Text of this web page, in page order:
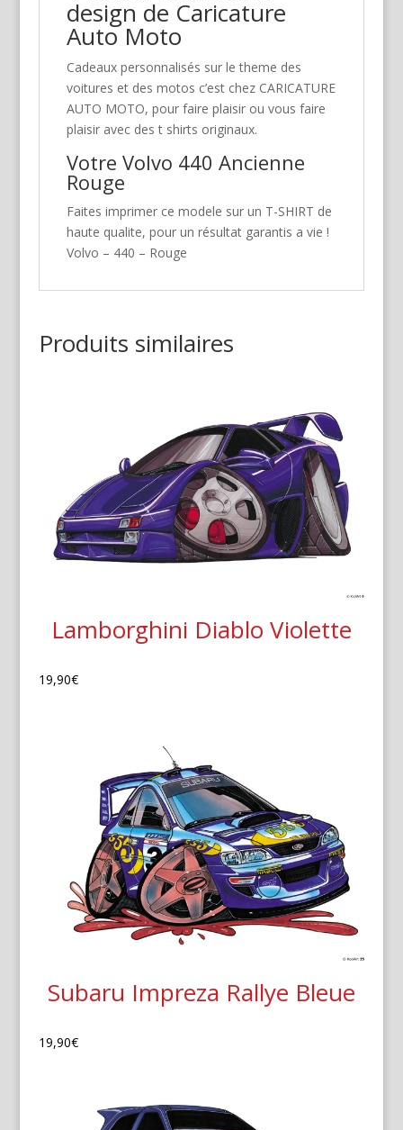
design de Caricature
Auto Moto
Cadeaux personnalisés sur le theme des
voitures et des motos c’est chez CARICATURE
AUTO MOTO, pour faire plaisir ou vous faire
plaisir avec des t shirts originaux.
Votre Volvo 440 Ancienne
Rouge
Faites imprimer ce modele sur un T-SHIRT de
haute qualite, pour un résultat garantis a vie !
Volvo – 440 – Rouge
Produits similaires
Lamborghini Diablo Violette
19,90€
Subaru Impreza Rallye Bleue
19,90€